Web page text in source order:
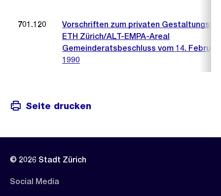
701.120
Vorschriften zum privaten
ETH Zürich/ALT-EMPA-Areal
Gemeinderatsbeschluss vom 14. Februar
1990
Seite drucken
© 2026 Stadt Zürich
Social Media